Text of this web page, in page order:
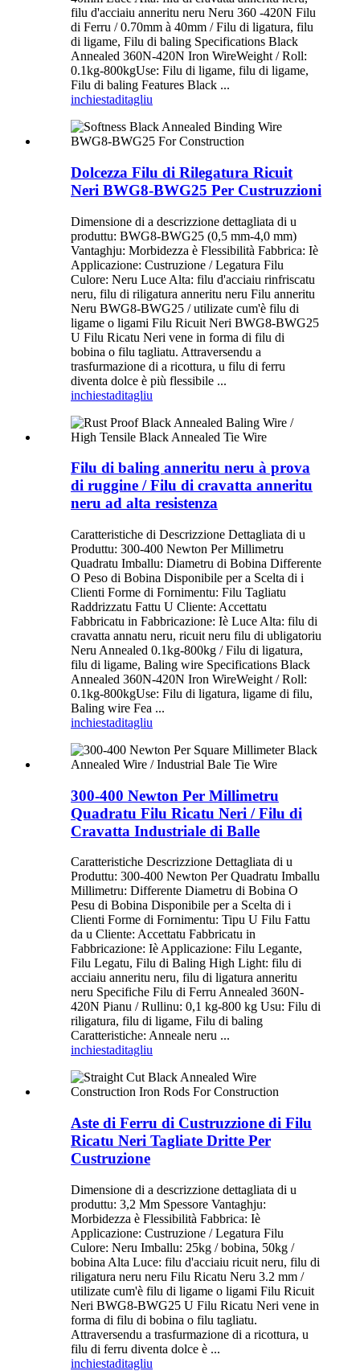
filu d'acciaiu anneritu neru Neru 360 -420N Filu
di Ferru / 0.70mm à 40mm / Filu di ligatura, filu
di ligame, Filu di baling Specifications Black
Annealed 360N-420N Iron WireWeight / Roll:
0.1kg-800kgUse: Filu di ligame, filu di ligame,
Filu di baling Features Black ...
inchiestaditagliu
Dolcezza Filu di Rilegatura Ricuit
Neri BWG8-BWG25 Per Custruzzioni
Dimensione di a descrizzione dettagliata di u
produttu: BWG8-BWG25 (0,5 mm-4,0 mm)
Vantaghju: Morbidezza è Flessibilità Fabbrica: Iè
Applicazione: Custruzione / Legatura Filu
Culore: Neru Luce Alta: filu d'acciaiu rinfriscatu
neru, filu di riligatura anneritu neru Filu anneritu
Neru BWG8-BWG25 / utilizate cum'è filu di
ligame o ligami Filu Ricuit Neri BWG8-BWG25
U Filu Ricatu Neri vene in forma di filu di
bobina o filu tagliatu. Attraversendu a
trasfurmazione di a ricottura, u filu di ferru
diventa dolce è più flessibile ...
inchiestaditagliu
Filu di baling anneritu neru à prova
di ruggine / Filu di cravatta anneritu
neru ad alta resistenza
Caratteristiche di Descrizzione Dettagliata di u
Produttu: 300-400 Newton Per Millimetru
Quadratu Imballu: Diametru di Bobina Differente
O Peso di Bobina Disponibile per a Scelta di i
Clienti Forme di Fornimentu: Filu Tagliatu
Raddrizzatu Fattu U Cliente: Accettatu
Fabbricatu in Fabbricazione: Iè Luce Alta: filu di
cravatta annatu neru, ricuit neru filu di ubligatoriu
Neru Annealed 0.1kg-800kg / Filu di ligatura,
filu di ligame, Baling wire Specifications Black
Annealed 360N-420N Iron WireWeight / Roll:
0.1kg-800kgUse: Filu di ligatura, ligame di filu,
Baling wire Fea ...
inchiestaditagliu
300-400 Newton Per Millimetru
Quadratu Filu Ricatu Neri / Filu di
Cravatta Industriale di Balle
Caratteristiche Descrizzione Dettagliata di u
Produttu: 300-400 Newton Per Quadratu Imballu
Millimetru: Differente Diametru di Bobina O
Pesu di Bobina Disponibile per a Scelta di i
Clienti Forme di Fornimentu: Tipu U Filu Fattu
da u Cliente: Accettatu Fabbricatu in
Fabbricazione: Iè Applicazione: Filu Legante,
Filu Legatu, Filu di Baling High Light: filu di
acciaiu anneritu neru, filu di ligatura anneritu
neru Specifiche Filu di Ferru Annealed 360N-
420N Pianu / Rullinu: 0,1 kg-800 kg Usu: Filu di
riligatura, filu di ligame, Filu di baling
Caratteristiche: Anneale neru ...
inchiestaditagliu
Aste di Ferru di Custruzzione di Filu
Ricatu Neri Tagliate Dritte Per
Custruzione
Dimensione di a descrizzione dettagliata di u
produttu: 3,2 Mm Spessore Vantaghju:
Morbidezza è Flessibilità Fabbrica: Iè
Applicazione: Custruzione / Legatura Filu
Culore: Neru Imballu: 25kg / bobina, 50kg /
bobina Alta Luce: filu d'acciaiu ricuit neru, filu di
riligatura neru neru Filu Ricatu Neru 3.2 mm /
utilizate cum'è filu di ligame o ligami Filu Ricuit
Neri BWG8-BWG25 U Filu Ricatu Neri vene in
forma di filu di bobina o filu tagliatu.
Attraversendu a trasfurmazione di a ricottura, u
filu di ferru diventa dolce è ...
inchiestaditagliu